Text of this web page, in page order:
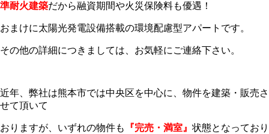
準耐火建築だから融資期間や火災保険料も優遇！
おまけに太陽光発電設備搭載の環境配慮型アパートです。
その他の詳細につきましては、お気軽にご連絡下さい。
近年、弊社は熊本市では中央区を中心に、物件を建築・販売さ
せて頂いて
おりますが、いずれの物件も 『完売・満室』 状態となっており